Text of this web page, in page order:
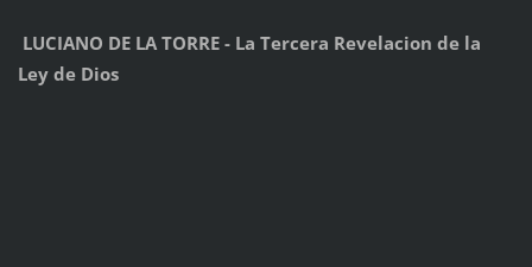
LUCIANO DE LA TORRE - La Tercera Revelacion de la
Ley de Dios